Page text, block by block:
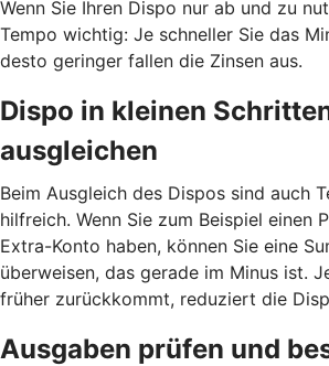
Wenn Sie Ihren Dispo nur ab und zu
Tempo wichtig: Je schneller Sie das
desto geringer fallen die Zinsen aus.
Dispo in kleinen
ausgleichen
Beim Ausgleich des Dispos sind auch
hilfreich. Wenn Sie zum Beispiel einen
Extra-Konto haben, können Sie eine
überweisen, das gerade im Minus ist.
früher zurückkommt, reduziert die
Ausgaben prüfen und